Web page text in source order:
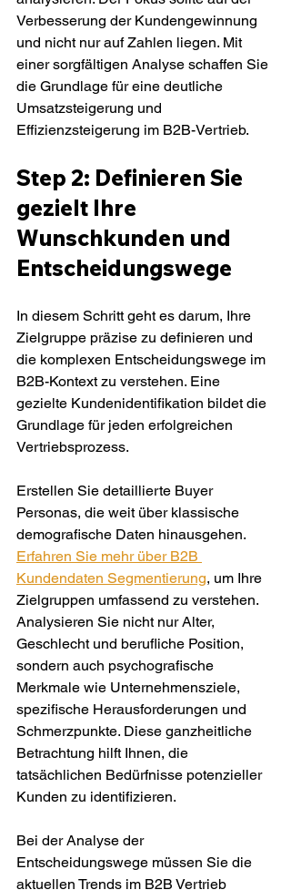
Verbesserung der Kundengewinnung
und nicht nur auf Zahlen liegen. Mit
einer sorgfältigen Analyse schaffen Sie
die Grundlage für eine deutliche
Umsatzsteigerung und
Effizienzsteigerung im B2B-Vertrieb.
Step 2: Definieren Sie
gezielt Ihre
Wunschkunden und
Entscheidungswege
In diesem Schritt geht es darum, Ihre
Zielgruppe präzise zu definieren und
die komplexen Entscheidungswege im
B2B-Kontext zu verstehen. Eine
gezielte Kundenidentifikation bildet die
Grundlage für jeden erfolgreichen
Vertriebsprozess.
Erstellen Sie detaillierte Buyer
Personas, die weit über klassische
demografische Daten hinausgehen.
Erfahren Sie mehr über B2B
Kundendaten Segmentierung, um Ihre
Zielgruppen umfassend zu verstehen.
Analysieren Sie nicht nur Alter,
Geschlecht und berufliche Position,
sondern auch psychografische
Merkmale wie Unternehmensziele,
spezifische Herausforderungen und
Schmerzpunkte. Diese ganzheitliche
Betrachtung hilft Ihnen, die
tatsächlichen Bedürfnisse potenzieller
Kunden zu identifizieren.
Bei der Analyse der
Entscheidungswege müssen Sie die
aktuellen Trends im B2B Vertrieb